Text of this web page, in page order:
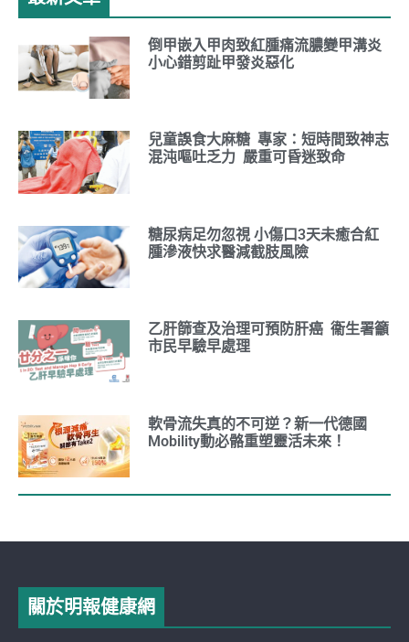
倒甲嵌入甲肉致紅腫痛流膿變甲溝炎
小心錯剪趾甲發炎惡化
兒童誤食大麻糖 專家：短時間致神志
混沌嘔吐乏力 嚴重可昏迷致命
糖尿病足勿忽視 小傷口3天未癒合紅
腫滲液快求醫減截肢風險
乙肝篩查及治理可預防肝癌 衞生署籲
市民早驗早處理
軟骨流失真的不可逆？新一代德國
Mobility動必骼重塑靈活未來！
關於明報健康網